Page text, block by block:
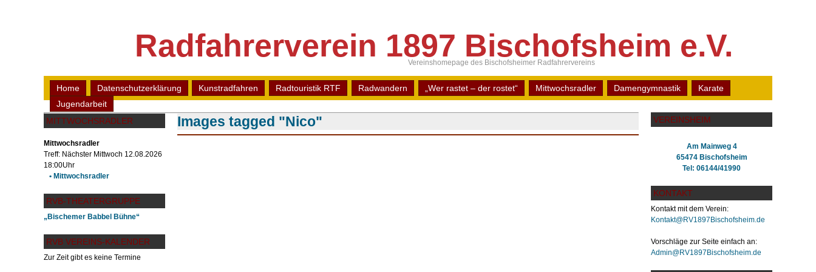
Radfahrerverein 1897 Bischofsheim e.V.
Vereinshomepage des Bischofsheimer Radfahrervereins
Home Datenschutzerklärung Kunstradfahren Radtouristik RTF Radwandern „Wer rastet – der rostet“ Mittwochsradler Damengymnastik
Karate
Jugendarbeit
Images tagged "Nico"
MITTWOCHSRADLER
Mittwochsradler
Treff: Nächster Mittwoch 12.08.2026
18:00Uhr
• Mittwochsradler
RVB-THEATERGRUPPE
„Bischemer Babbel Bühne“
RVB VEREINS-KALENDER
Zur Zeit gibt es keine Termine
VEREINSHEIM
Am Mainweg 4
65474 Bischofsheim
Tel: 06144/41990
KONTAKT
Kontakt mit dem Verein:
Kontakt@RV1897Bischofsheim.de
Vorschläge zur Seite einfach an:
Admin@RV1897Bischofsheim.de